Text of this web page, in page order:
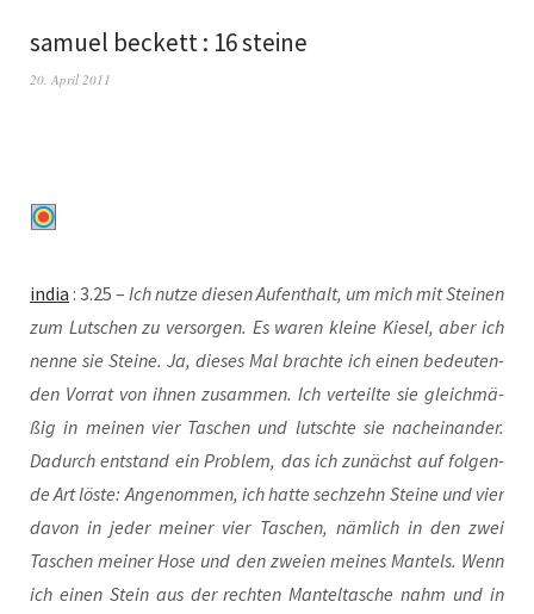
samuel beckett : 16 steine
20. April 2011
india : 3.25 – Ich nut­ze die­sen Auf­ent­halt, um mich mit Stei­nen
zum Lut­schen zu ver­sor­gen. Es waren klei­ne Kie­sel, aber ich
nen­ne sie Stei­ne. Ja, die­ses Mal brach­te ich einen bedeu­ten­
den Vor­rat von ihnen zusam­men. Ich ver­teil­te sie gleich­mä­
ßig in mei­nen vier Taschen und lutsch­te sie nach­ein­an­der.
Dadurch ent­stand ein Pro­blem, das ich zunächst auf fol­gen­
de Art lös­te: Ange­nom­men, ich hat­te sech­zehn Stei­ne und vier
davon in jeder mei­ner vier Taschen, näm­lich in den zwei
Taschen mei­ner Hose und den zwei­en mei­nes Man­tels. Wenn
ich einen Stein aus der rech­ten Man­tel­ta­sche nahm und in